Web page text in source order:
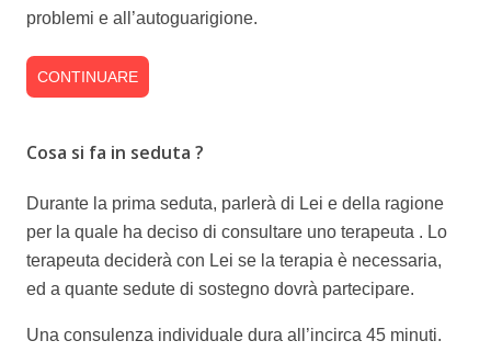
problemi e all’autoguarigione.
CONTINUARE
Cosa si fa in seduta ?
Durante la prima seduta, parlerà di Lei e della ragione
per la quale ha deciso di consultare uno terapeuta . Lo
terapeuta deciderà con Lei se la terapia è necessaria,
ed a quante sedute di sostegno dovrà partecipare.
Una consulenza individuale dura all’incirca 45 minuti.